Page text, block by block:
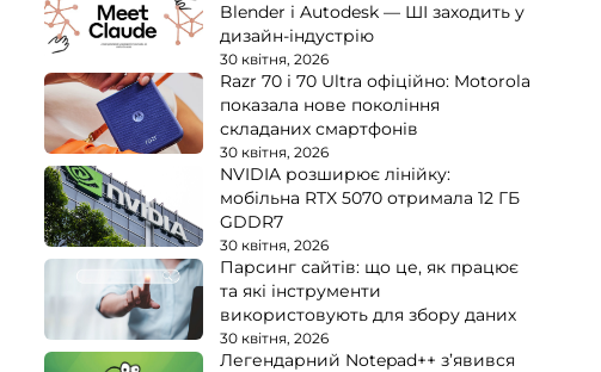
Blender і Autodesk — ШІ заходить у
дизайн-індустрію
30 квітня, 2026
Razr 70 і 70 Ultra офіційно: Motorola
показала нове покоління
складаних смартфонів
30 квітня, 2026
NVIDIA розширює лінійку:
мобільна RTX 5070 отримала 12 ГБ
GDDR7
30 квітня, 2026
Парсинг сайтів: що це, як працює
та які інструменти
використовують для збору даних
30 квітня, 2026
Легендарний Notepad++ з’явився